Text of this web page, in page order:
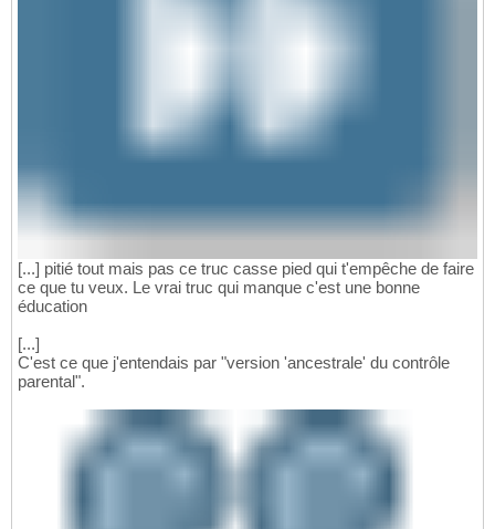
[...] pitié tout mais pas ce truc casse pied qui t'empêche de faire
ce que tu veux. Le vrai truc qui manque c'est une bonne
éducation
[...]
C'est ce que j'entendais par "version 'ancestrale' du contrôle
parental".